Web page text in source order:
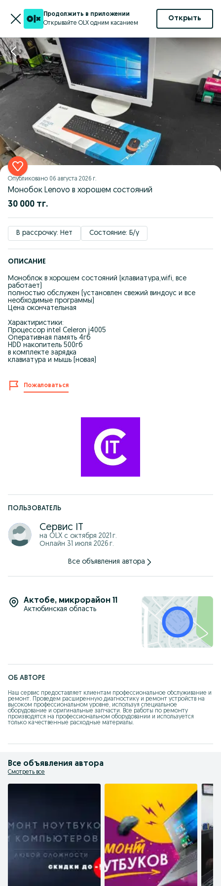
Продолжить в приложении
Открывайте OLX одним касанием
Открыть
Опубликовано 06 августа 2026 г.
Монобок Lenovo в хорошем состояний
30 000 тг.
В рассрочку: Нет Состояние: Б/у
ОПИСАНИЕ
Моноблок в хорошем состояний (клавиатура,wifi, все
работает)
полностью обслужен (установлен свежий виндоус и все
необходимые программы)
Цена окончательная
Характиристики:
Процессор intel Celeron j4005
Оперативная память 4гб
HDD накопитель 500гб
в комплекте зарядка
клавиатура и мышь (новая)
Пожаловаться
ПОЛЬЗОВАТЕЛЬ
Сервис IT
на OLX с октября 2021 г.
Онлайн 31 июля 2026 г.
Все объявления автора
Актобе, микрорайон 11
Актюбинская область
ОБ АВТОРЕ
Наш сервис предоставляет клиентам профессиональное обслуживание и
ремонт. Проведем расширенную диагностику и ремонт устройств на
высоком профессиональном уровне, используя специальное
оборудование и оригинальные запчасти. Все работы по ремонту
производятся на профессиональном оборудовании и используется
только качественные расходные материалы.
Все объявления автора
Смотреть все